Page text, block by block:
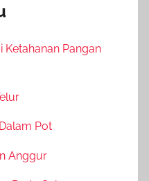
Ketahanan Pangan
Pot
Anggur